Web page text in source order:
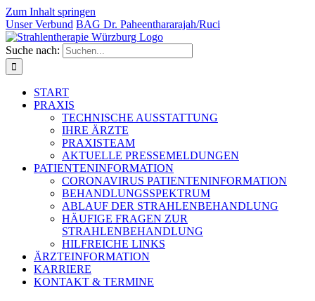
Zum Inhalt springen
Unser Verbund BAG Dr. Paheentha­rarajah/Ruci
Suche nach:
START
PRAXIS
TECHNISCHE AUSSTATTUNG
IHRE ÄRZTE
PRAXISTEAM
AKTUELLE PRESSEMELDUNGEN
PATIENTENINFORMATION
CORONAVIRUS PATIENTENINFORMATION
BEHANDLUNGSSPEKTRUM
ABLAUF DER STRAHLENBEHANDLUNG
HÄUFIGE FRAGEN ZUR
STRAHLENBEHANDLUNG
HILFREICHE LINKS
ÄRZTEINFORMATION
KARRIERE
KONTAKT & TERMINE